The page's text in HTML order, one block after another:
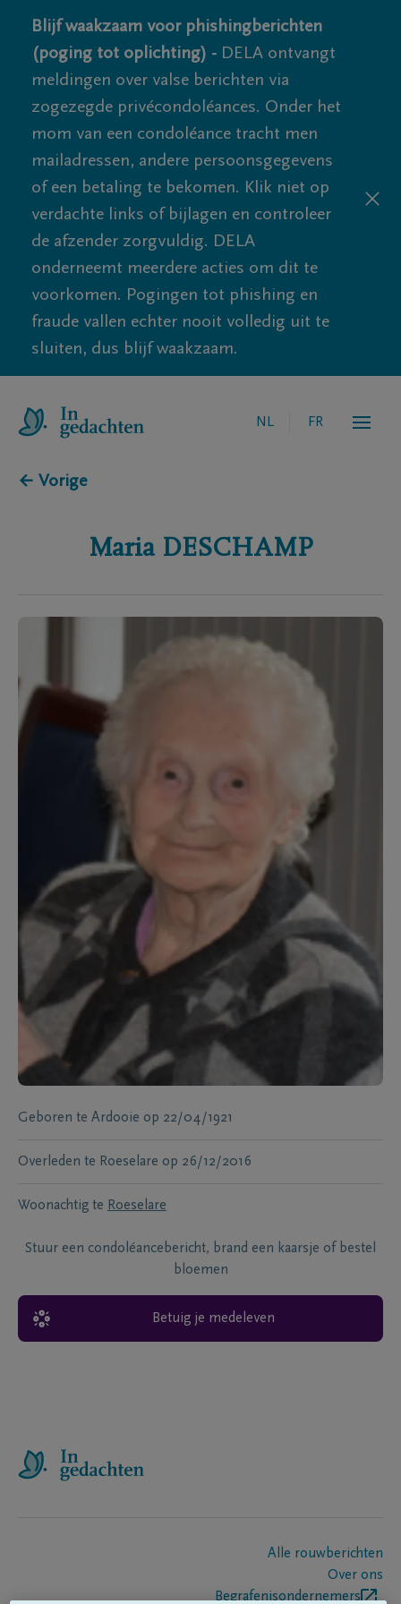
Blijf waakzaam voor phishingberichten
(poging tot oplichting) - DELA ontvangt
meldingen over valse berichten via
zogezegde privécondoléances. Onder het
mom van een condoléance tracht men
mailadressen, andere persoonsgegevens
of een betaling te bekomen. Klik niet op
verdachte links of bijlagen en controleer
de afzender zorgvuldig. DELA
onderneemt meerdere acties om dit te
voorkomen. Pogingen tot phishing en
fraude vallen echter nooit volledig uit te
sluiten, dus blijf waakzaam.
NL FR
← Vorige
Maria DESCHAMP
Geboren te Ardooie op 22/04/1921
Overleden te Roeselare op 26/12/2016
Woonachtig te Roeselare
Stuur een condoléancebericht, brand een kaarsje of bestel
bloemen
Betuig je medeleven
Alle rouwberichten
Over ons
Begrafenisondernemers